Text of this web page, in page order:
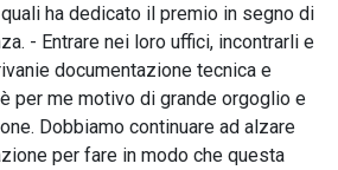
ha dedicato il premio in segno di
- Entrare nei loro uffici, incontrarli e
documentazione tecnica e
per me motivo di grande orgoglio e
Dobbiamo continuare ad alzare
per fare in modo che questa